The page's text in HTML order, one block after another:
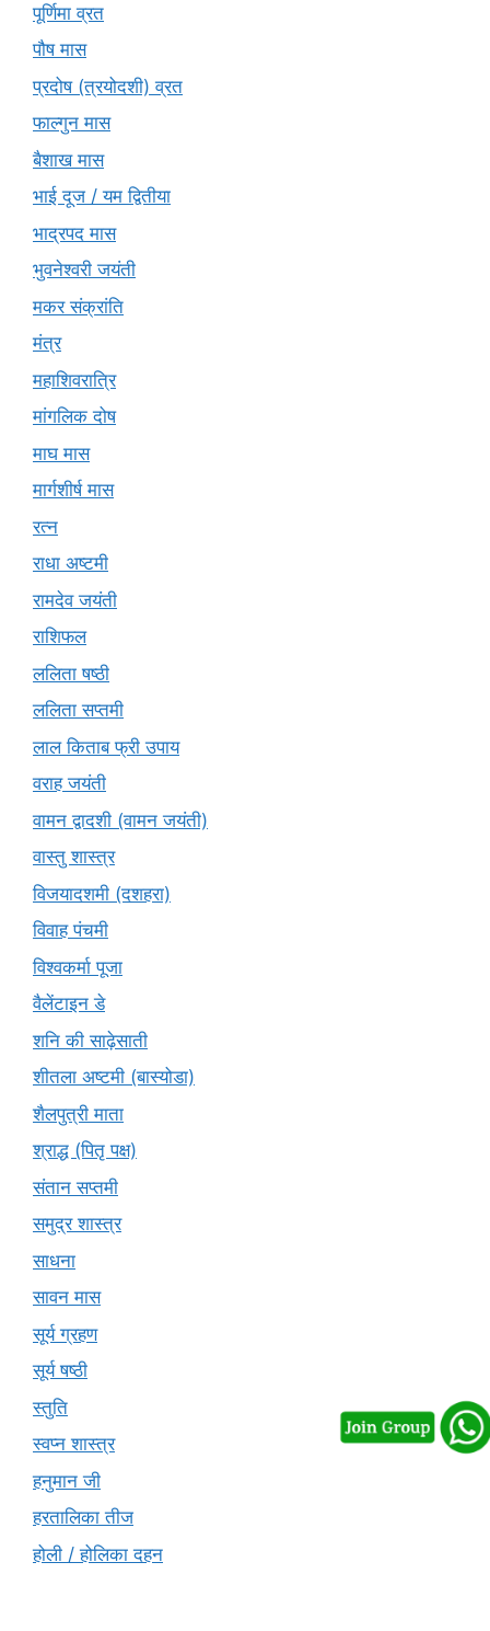
पूर्णिमा व्रत
पौष मास
प्रदोष (त्रयोदशी) व्रत
फाल्गुन मास
बैशाख मास
भाई दूज / यम द्वितीया
भाद्रपद मास
भुवनेश्वरी जयंती
मकर संक्रांति
मंत्र
महाशिवरात्रि
मांगलिक दोष
माघ मास
मार्गशीर्ष मास
रत्न
राधा अष्टमी
रामदेव जयंती
राशिफल
ललिता षष्ठी
ललिता सप्तमी
लाल किताब फ्री उपाय
वराह जयंती
वामन द्वादशी (वामन जयंती)
वास्तु शास्त्र
विजयादशमी (दशहरा)
विवाह पंचमी
विश्वकर्मा पूजा
वैलेंटाइन डे
शनि की साढ़ेसाती
शीतला अष्टमी (बास्योडा)
शैलपुत्री माता
श्राद्ध (पितृ पक्ष)
संतान सप्तमी
समुद्र शास्त्र
साधना
सावन मास
सूर्य ग्रहण
सूर्य षष्ठी
स्तुति
स्वप्न शास्त्र
हनुमान जी
हरतालिका तीज
होली / होलिका दहन